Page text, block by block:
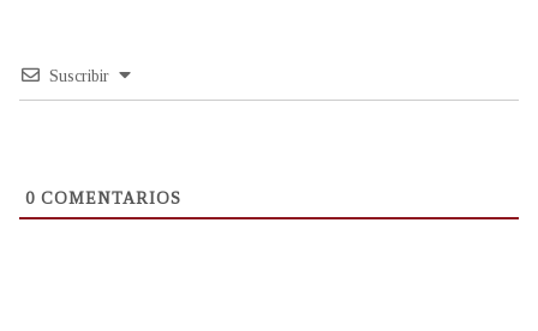
Suscribir
0 COMENTARIOS